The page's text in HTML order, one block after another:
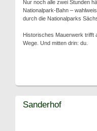
Nur noch alle zwei Stunden
Nationalpark-Bahn –
durch die Nationalparks
Historisches Mauerwerk trifft
Wege. Und mitten drin: du.
Sanderhof